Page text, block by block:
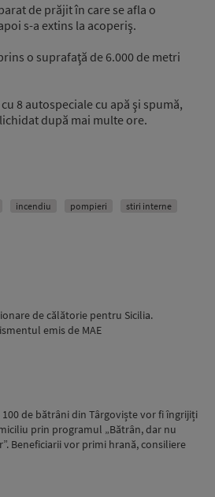
de prăjit în care se afla o
s-a extins la acoperiş.
o suprafaţă de 6.000 de metri
8 autospeciale cu apă şi spumă,
după mai multe ore.
incendiu pompieri
stiri interne
de călătorie pentru Sicilia.
emis de MAE
100 de bătrâni din Târgoviște vor fi îngrijiți
prin programul „Bătrân, dar nu
Beneficiarii vor primi hrană, consiliere